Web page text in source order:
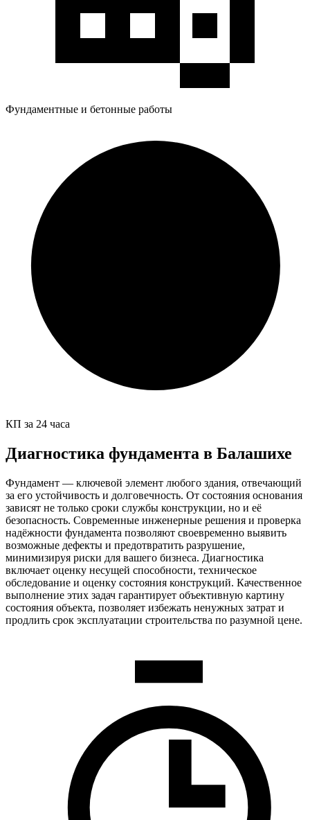
Фундаментные и бетонные работы
КП за 24 часа
Диагностика фундамента в Балашихе
Фундамент — ключевой элемент любого здания, отвечающий
за его устойчивость и долговечность. От состояния основания
зависят не только сроки службы конструкции, но и её
безопасность. Современные инженерные решения и проверка
надёжности фундамента позволяют своевременно выявить
возможные дефекты и предотвратить разрушение,
минимизируя риски для вашего бизнеса. Диагностика
включает оценку несущей способности, техническое
обследование и оценку состояния конструкций. Качественное
выполнение этих задач гарантирует объективную картину
состояния объекта, позволяет избежать ненужных затрат и
продлить срок эксплуатации строительства по разумной цене.